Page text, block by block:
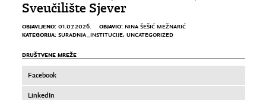
Sveučilište Sjever
OBJAVLJENO: 01.07.2026. OBJAVIO: NINA ŠEŠIĆ MEŽNARIĆ
KATEGORIJA: SURADNJA_INSTITUCIJE, UNCATEGORIZED
DRUŠTVENE MREŽE
Facebook
LinkedIn